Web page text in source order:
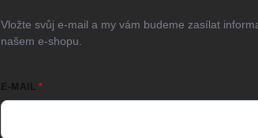
Vložte svůj e-mail a my vám budeme zasílat
našem e-shopu.
E-MAIL